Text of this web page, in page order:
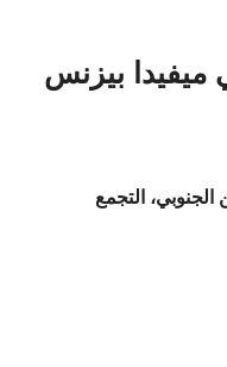
بيزنس
التجمع